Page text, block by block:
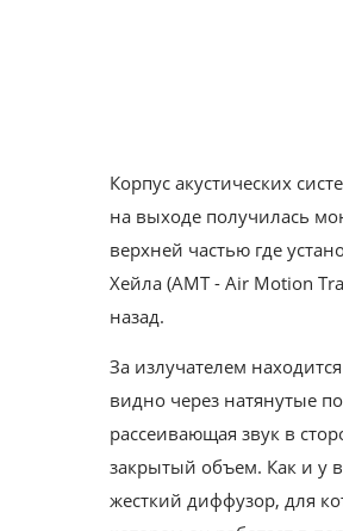
Корпус акустических
на выходе получилась
верхней частью где
Хейла (AMT - Air Motion
назад.
За излучателем
видно через натянутые
рассеивающая звук в
закрытый объем. Как и у
жесткий диффузор, для